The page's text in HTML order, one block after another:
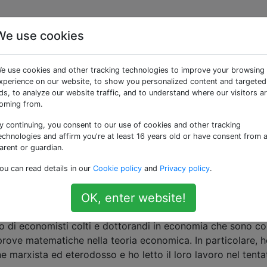
«mathematical-
teorie e analizzare problemi in economia.
le equazioni più importanti che fondano la disciplina. Se
dire quali sono le equazioni più importanti alla base
di spiegare?
mathematical-economics soft-question
di economisti colti e dottorandi in economia che sono
matematiche nella teoria economica. In particolare,
marxista ed eterodosso e ho letto il loro lavoro nel
use cookies
use cookies and other tracking technologies to improve your browsing
on our website, to show you personalized content and targeted
to analyze our website traffic, and to understand where our visitors
from.
continuing, you consent to our use of cookies and other tracking
and affirm you're at least 16 years old or have consent from a
or guardian.
can read details in our Cookie policy and Privacy policy.
OK, enter website!